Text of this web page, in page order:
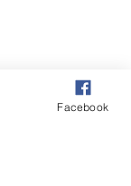
Facebook